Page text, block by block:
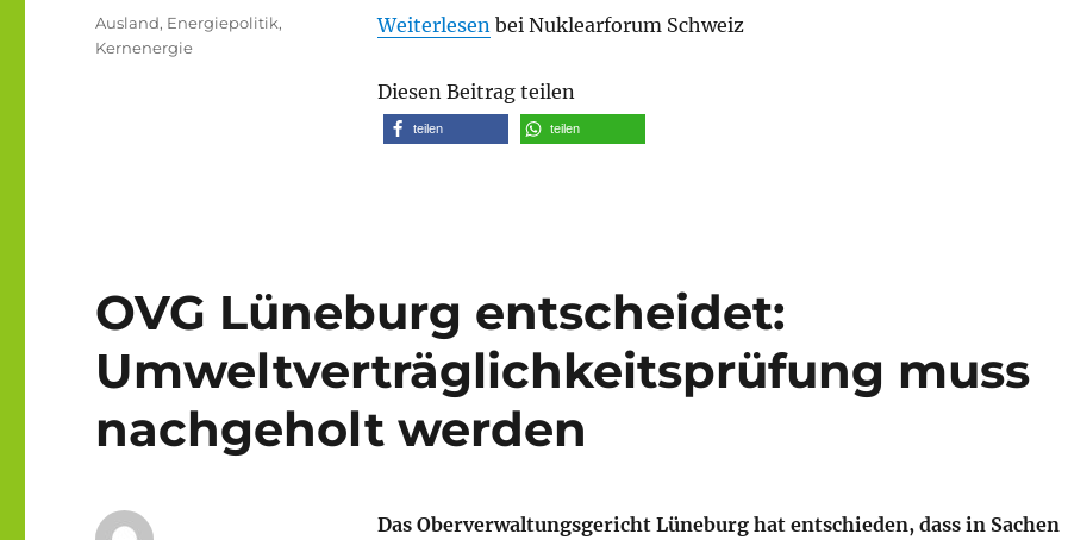
Weiterlesen bei Nuklearforum Schweiz
Diesen Beitrag teilen
teilen teilen
Schlagwörter
Ausland, Energiepolitik,
Kernenergie
OVG Lüneburg entscheidet:
Umweltverträglichkeitsprüfung muss
nachgeholt werden
Das Oberverwaltungsgericht Lüneburg hat entschieden, dass in Sachen